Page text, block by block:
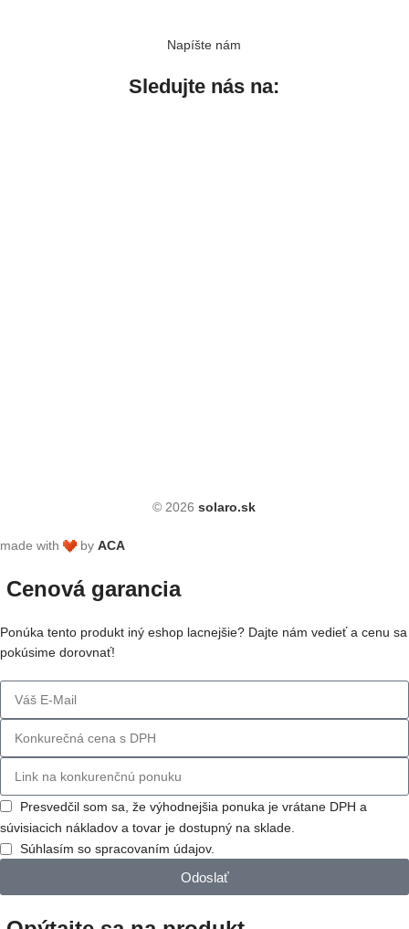
Napíšte nám
Sledujte nás na:
© 2026solaro.sk
made with by ACA
Cenová garancia
Ponúka tento produkt iný eshop lacnejšie? Dajte nám vedieť a cenu sa
pokúsime dorovnať!
Presvedčil som sa, že výhodnejšia ponuka je vrátane DPH a
súvisiacich nákladov a tovar je dostupný na sklade.
Súhlasím so spracovaním údajov.
Odoslať